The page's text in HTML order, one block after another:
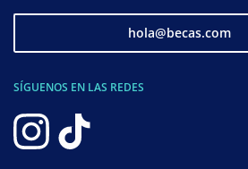
hola@becas.com
SÍGUENOS EN LAS REDES